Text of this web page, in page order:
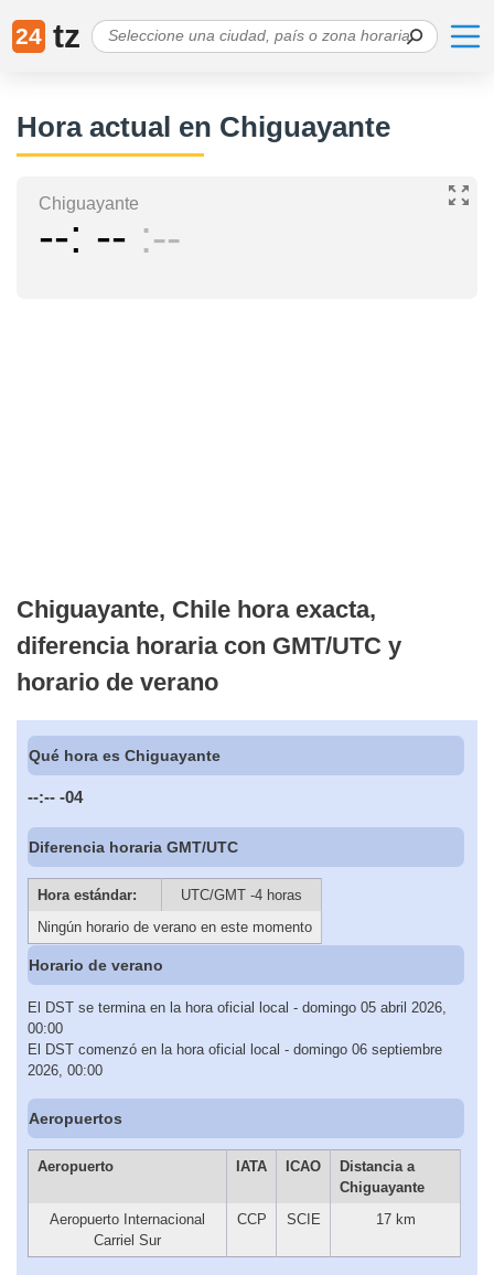
24 tz
Hora actual en Chiguayante
Chiguayante
-- -- --
Chiguayante, Chile hora exacta,
diferencia horaria con GMT/UTC y
horario de verano
Qué hora es Chiguayante
--:-- -04
Diferencia horaria GMT/UTC
Hora estándar:
UTC/GMT -4 horas
Ningún horario de verano en este momento
Horario de verano
El DST se termina en la hora oficial local - domingo 05 abril 2026,
00:00
El DST comenzó en la hora oficial local - domingo 06 septiembre
2026, 00:00
Aeropuertos
Aeropuerto IATA ICAO
Distancia a
Chiguayante
Aeropuerto Internacional
Carriel Sur
CCP SCIE 17 km